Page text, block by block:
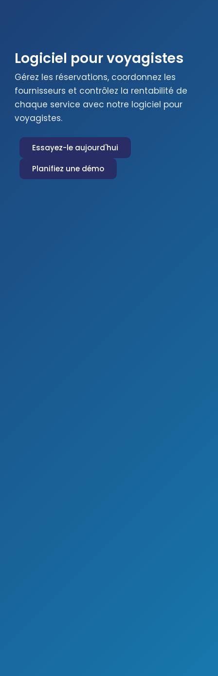
Logiciel pour voyagistes
Gérez les réservations, coordonnez les
fournisseurs et contrôlez la rentabilité de
chaque service avec notre logiciel pour
voyagistes.
Essayez-le aujourd'hui
Planifiez une démo